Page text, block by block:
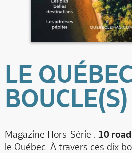
LE
Magazine Hors-Série : 10
le Québec. À travers ces dix